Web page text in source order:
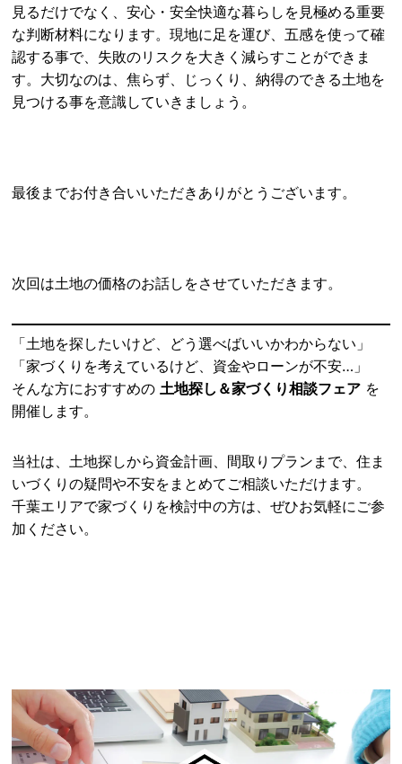
見るだけでなく、安心・安全快適な暮らしを見極める重要
な判断材料になります。現地に足を運び、五感を使って確
認する事で、失敗のリスクを大きく減らすことができま
す。大切なのは、焦らず、じっくり、納得のできる土地を
見つける事を意識していきましょう。
最後までお付き合いいただきありがとうございます。
次回は土地の価格のお話しをさせていただきます。
「土地を探したいけど、どう選べばいいかわからない」
「家づくりを考えているけど、資金やローンが不安…」
そんな方におすすめの 土地探し＆家づくり相談フェア を
開催します。
当社は、土地探しから資金計画、間取りプランまで、住ま
いづくりの疑問や不安をまとめてご相談いただけます。
千葉エリアで家づくりを検討中の方は、ぜひお気軽にご参
加ください。